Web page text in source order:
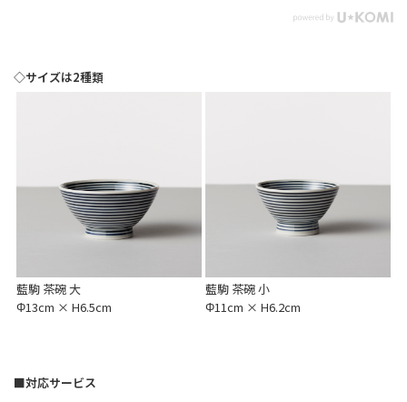
◇サイズは2種類
藍駒 茶碗 大
Φ13cm × H6.5cm
藍駒 茶碗 小
Φ11cm × H6.2cm
■対応サービス